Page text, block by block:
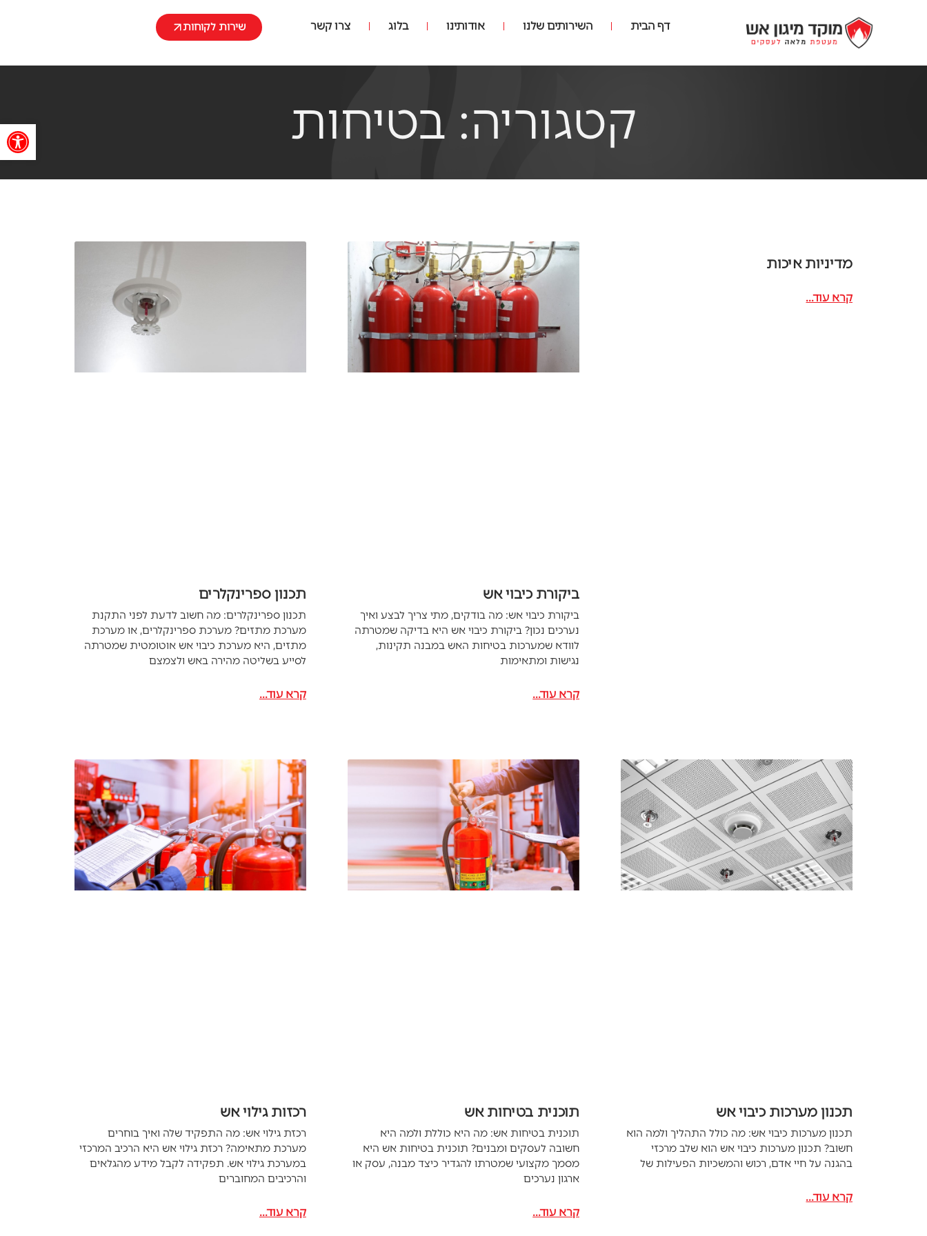
דף הבית השירותים שלנו אודותינו בלוג צרו קשר שירות לקוחות
קטגוריה: בטיחות
מדיניות איכות
קרא עוד...
ביקורת כיבוי אש
ביקורת כיבוי אש: מה בודקים, מתי צריך לבצע ואיך
נערכים נכון? ביקורת כיבוי אש היא בדיקה שמטרתה
לוודא שמערכות בטיחות האש במבנה תקינות,
נגישות ומתאימות
קרא עוד...
תכנון ספרינקלרים
תכנון ספרינקלרים: מה חשוב לדעת לפני התקנת
מערכת מתזים? מערכת ספרינקלרים, או מערכת
מתזים, היא מערכת כיבוי אש אוטומטית שמטרתה
לסייע בשליטה מהירה באש ולצמצם
קרא עוד...
תכנון מערכות כיבוי אש
תכנון מערכות כיבוי אש: מה כולל התהליך ולמה הוא
חשוב? תכנון מערכות כיבוי אש הוא שלב מרכזי
בהגנה על חיי אדם, רכוש והמשכיות הפעילות של
קרא עוד...
תוכנית בטיחות אש
תוכנית בטיחות אש: מה היא כוללת ולמה היא
חשובה לעסקים ומבנים? תוכנית בטיחות אש היא
מסמך מקצועי שמטרתו להגדיר כיצד מבנה, עסק או
ארגון נערכים
קרא עוד...
רכזות גילוי אש
רכזת גילוי אש: מה התפקיד שלה ואיך בוחרים
מערכת מתאימה? רכזת גילוי אש היא הרכיב המרכזי
במערכת גילוי אש. תפקידה לקבל מידע מהגלאים
והרכיבים המחוברים
קרא עוד...